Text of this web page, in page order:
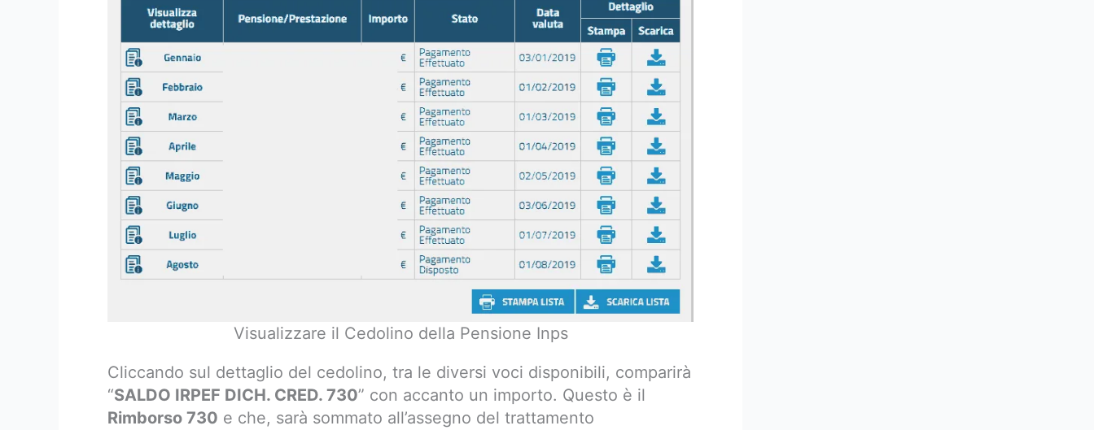
Visualizzare il Cedolino della Pensione Inps
Cliccando sul dettaglio del cedolino, tra le diversi voci disponibili, comparirà
“SALDO IRPEF DICH. CRED. 730” con accanto un importo. Questo è il
Rimborso 730 e che, sarà sommato all’assegno del trattamento